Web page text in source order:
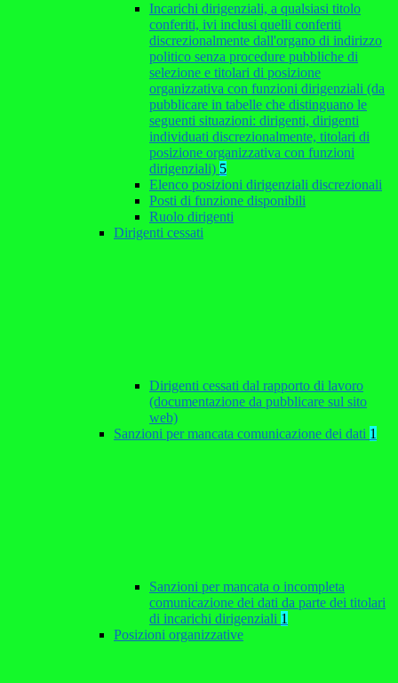
Incarichi dirigenziali, a qualsiasi titolo
conferiti, ivi inclusi quelli conferiti
discrezionalmente dall'organo di indirizzo
politico senza procedure pubbliche di
selezione e titolari di posizione
organizzativa con funzioni dirigenziali (da
pubblicare in tabelle che distinguano le
seguenti situazioni: dirigenti, dirigenti
individuati discrezionalmente, titolari di
posizione organizzativa con funzioni
dirigenziali) 5
Elenco posizioni dirigenziali discrezionali
Posti di funzione disponibili
Ruolo dirigenti
Dirigenti cessati
Dirigenti cessati dal rapporto di lavoro
(documentazione da pubblicare sul sito
web)
Sanzioni per mancata comunicazione dei dati 1
Sanzioni per mancata o incompleta
comunicazione dei dati da parte dei titolari
di incarichi dirigenziali 1
Posizioni organizzative